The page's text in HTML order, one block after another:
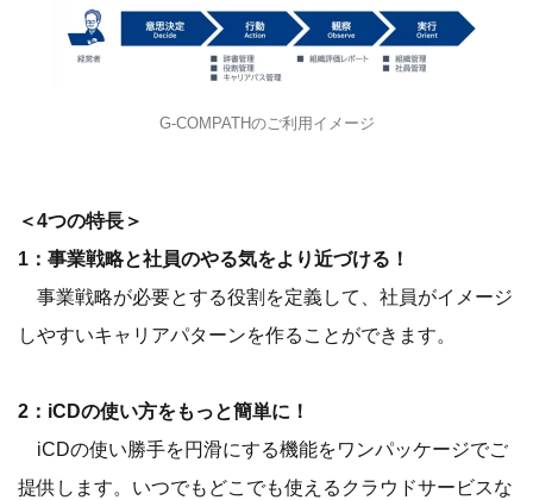
G-COMPATHのご利用イメージ
＜4つの特長＞
1：事業戦略と社員のやる気をより近づける！
事業戦略が必要とする役割を定義して、社員がイメージ
しやすいキャリアパターンを作ることができます。
2：iCDの使い方をもっと簡単に！
iCDの使い勝手を円滑にする機能をワンパッケージでご
提供します。いつでもどこでも使えるクラウドサービスな